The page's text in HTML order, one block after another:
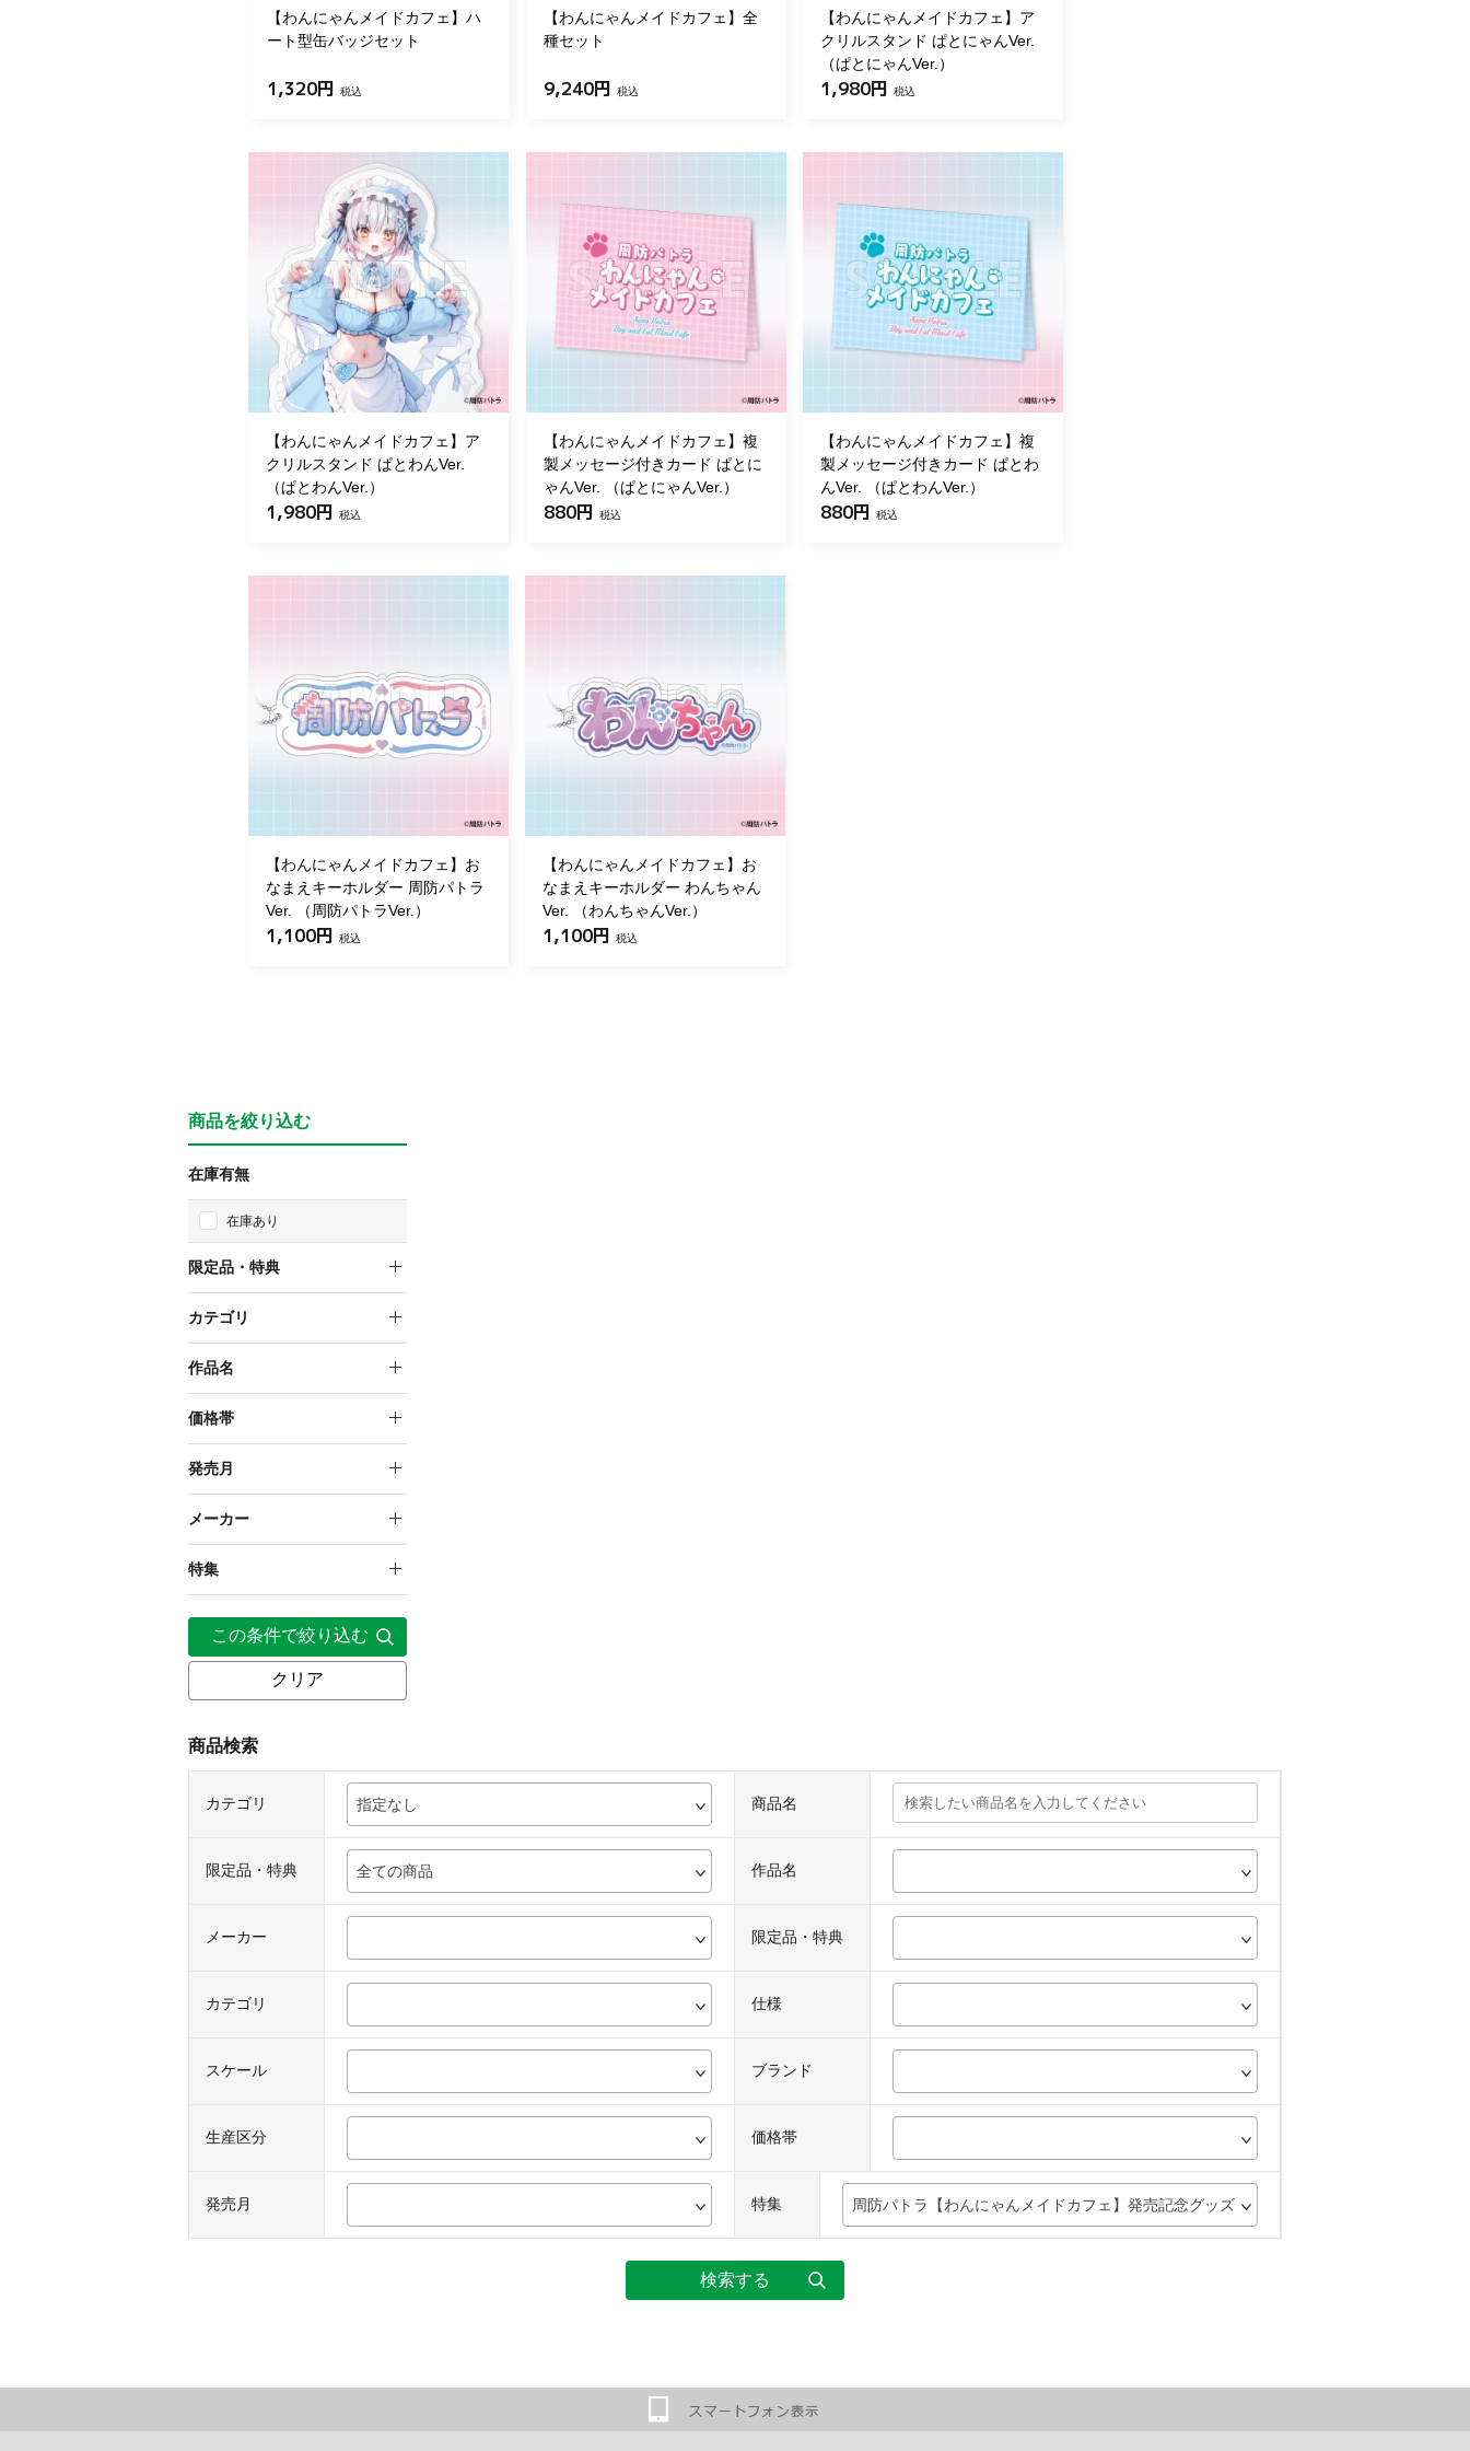
【わんにゃんメイドカフェ】ハ
ート型缶バッジセット
1,320円 税込
【わんにゃんメイドカフェ】全
種セット
9,240円 税込
【わんにゃんメイドカフェ】ア
クリルスタンド ぱとにゃんVer.
（ぱとにゃんVer.）
1,980円 税込
【わんにゃんメイドカフェ】ア
クリルスタンド ぱとわんVer.
（ぱとわんVer.）
1,980円 税込
【わんにゃんメイドカフェ】複
製メッセージ付きカード ぱとに
ゃんVer. （ぱとにゃんVer.）
880円 税込
【わんにゃんメイドカフェ】複
製メッセージ付きカード ぱとわ
んVer. （ぱとわんVer.）
880円 税込
【わんにゃんメイドカフェ】お
なまえキーホルダー 周防パトラ
Ver. （周防パトラVer.）
1,100円 税込
【わんにゃんメイドカフェ】お
なまえキーホルダー わんちゃん
Ver. （わんちゃんVer.）
1,100円 税込
商品を絞り込む
在庫有無
在庫あり
限定品・特典
限定品
カテゴリ
キャラグッズ
作品名
周防パトラ
価格帯
～999円
5,000円～9,999円
発売月
2026年6月
メーカー
特集
周防パトラ【わんにゃんメ
イドカフェ】発売記念グッ
ズ
この条件で絞り込む
クリア
商品検索
カテゴリ 指定なし 商品名
限定品・特典 全ての商品 作品名
メーカー 限定品・特典
カテゴリ 仕様
スケール ブランド
生産区分 価格帯
発売月 特集 周防パトラ【わんにゃんメイドカフェ】発売記念グッズ